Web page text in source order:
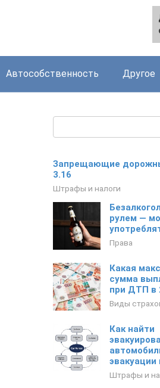
Автособственность Другое
Запрещающие
3.16
Штрафы и налоги
рулем —
Права
Какая
сумма
при ДТП в
Виды
Как найти
Штрафы и